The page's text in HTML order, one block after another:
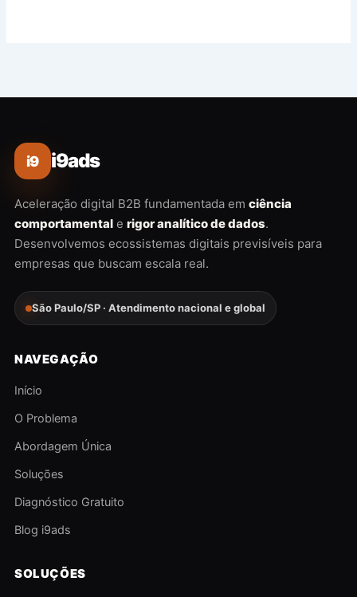
i9 i9ads
Aceleração digital B2B fundamentada em ciência
comportamental e rigor analítico de dados.
Desenvolvemos ecossistemas digitais previsíveis para
empresas que buscam escala real.
São Paulo/SP · Atendimento nacional e global
NAVEGAÇÃO
Início
O Problema
Abordagem Única
Soluções
Diagnóstico Gratuito
Blog i9ads
SOLUÇÕES